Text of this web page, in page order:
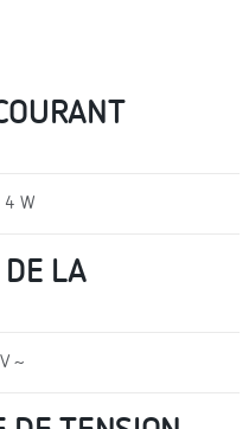
4 W
DE LA
~